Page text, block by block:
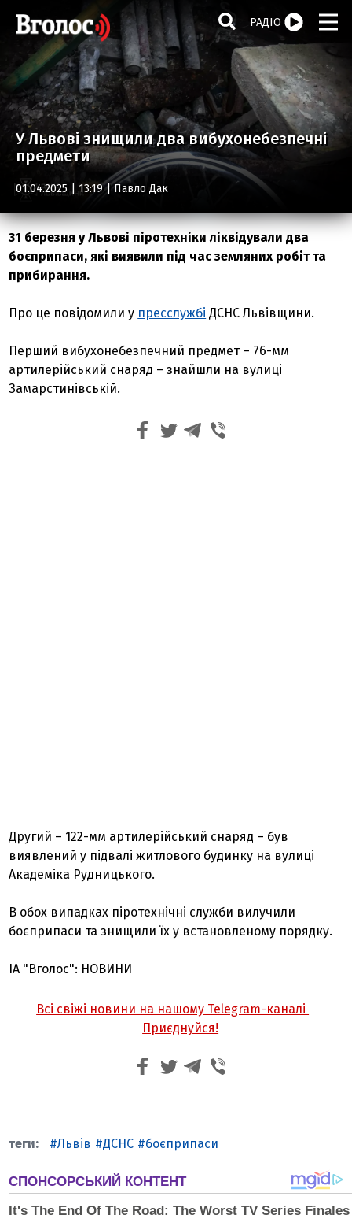
РАДІО
У Львові знищили два вибухонебезпечні
предмети
01.04.2025 | 13:19 |Павло Дак
31 березня у Львові піротехніки ліквідували два
боєприпаси, які виявили під час земляних робіт та
прибирання.
Про це повідомили у пресслужбі ДСНС Львівщини.
Перший вибухонебезпечний предмет – 76-мм
артилерійський снаряд – знайшли на вулиці
Замарстинівській.
Другий – 122-мм артилерійський снаряд – був
виявлений у підвалі житлового будинку на вулиці
Академіка Рудницького.
В обох випадках піротехнічні служби вилучили
боєприпаси та знищили їх у встановленому порядку.
ІА "Вголос": НОВИНИ
Всі свіжі новини на нашому Telegram-каналі
Приєднуйся!
Львів ДСНС боєприпаси